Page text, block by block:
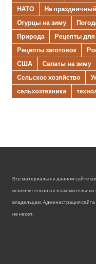
НАТО
На
Огурцы на зиму
Природа
Рецепты
Рецепты заготовок
США
Салаты на зиму
Сельское хозяйство
сельхозтехника
Все материалы на данном сайте
исключительно в
владельцам. Администрация
не несет.